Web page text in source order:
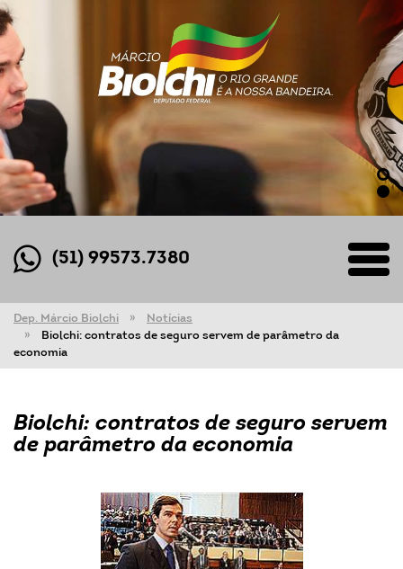
(51) 99573.7380
Dep. Márcio Biolchi
Notícias
Biolchi: contratos de seguro servem de parâmetro da
economia
Biolchi: contratos de seguro servem
de parâmetro da economia